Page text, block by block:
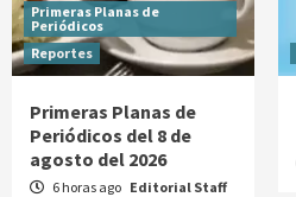
Primeras Planas de
Periódicos
Reportes
Primeras Planas de
Periódicos del 8 de
agosto del 2026
6 horas ago Editorial Staff